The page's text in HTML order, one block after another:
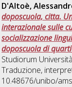
D'Altoè,
doposcuola, citta.
interazionale sulle
socializzazione
doposcuola di
Studiorum
Traduzione,
10.48676/unibo/